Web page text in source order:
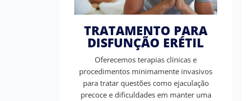
TRATAMENTO PARA
DISFUNÇÃO ERÉTIL
Oferecemos terapias clínicas e
procedimentos minimamente invasivos
para tratar questões como ejaculação
precoce e dificuldades em manter uma